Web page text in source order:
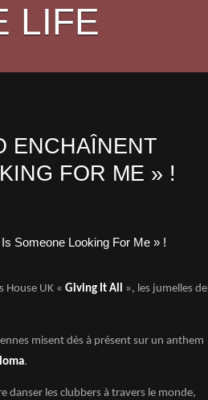
LIFE
ENCHAÎNENT
FOR ME » !
House UK « Giving It All », les jumelles de
misent dès à présent sur un anthem
.
danser les clubbers à travers le monde,